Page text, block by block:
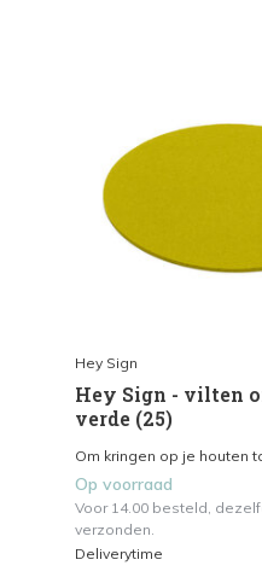
Hey Sign
Hey Sign - vilten
verde (25)
Om kringen op je houten
Op voorraad
Voor 14.00 besteld,
verzonden.
Deliverytime